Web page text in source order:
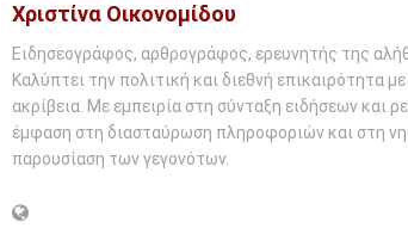
Χριστίνα Οικονομίδου
Ειδησεογράφος, αρθρογράφος, ερευνητής της
Καλύπτει την πολιτική και διεθνή επικαιρότητα
ακρίβεια. Με εμπειρία στη σύνταξη ειδήσεων και
έμφαση στη διασταύρωση πληροφοριών και στη
παρουσίαση των γεγονότων.